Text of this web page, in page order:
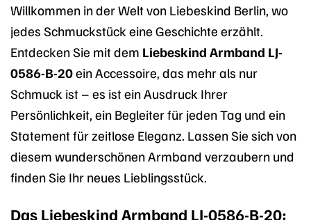
Willkommen in der Welt von Liebeskind Berlin, wo
jedes Schmuckstück eine Geschichte erzählt.
Entdecken Sie mit dem Liebeskind Armband LJ-
0586-B-20ein Accessoire, das mehr als nur
Schmuck ist – es ist ein Ausdruck Ihrer
Persönlichkeit, ein Begleiter für jeden Tag und ein
Statement für zeitlose Eleganz. Lassen Sie sich von
diesem wunderschönen Armband verzaubern und
finden Sie Ihr neues Lieblingsstück.
Das Liebeskind Armband LJ-0586-B-20: